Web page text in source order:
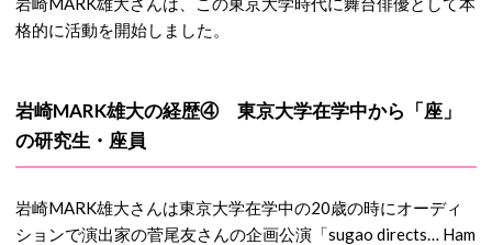
格的に活動を開始しました。
岩崎MARK雄大の経歴④ 東京大学在学中から「座」
の研究生・座員
岩崎MARK雄大さんは東京大学在学中の20歳の時にオーディ
ションで演出家の菅尾友さんの企画公演「sugao directs… Ham